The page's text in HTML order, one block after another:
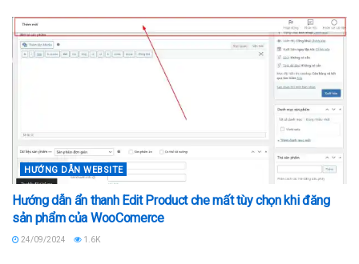
HƯỚNG DẪN WEBSITE
Hướng dẫn ẩn thanh Edit Product che mất tùy chọn khi đăng
sản phẩm của WooComerce
24/09/2024 1.6K